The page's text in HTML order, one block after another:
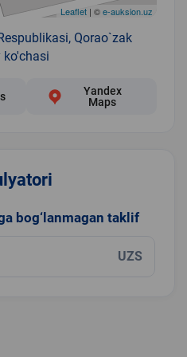
Leaflet| ©e-auksion.uz
Qorao`zak
ko'chasi
Yandex
Maps
bog‘lanmagan taklif
UZS